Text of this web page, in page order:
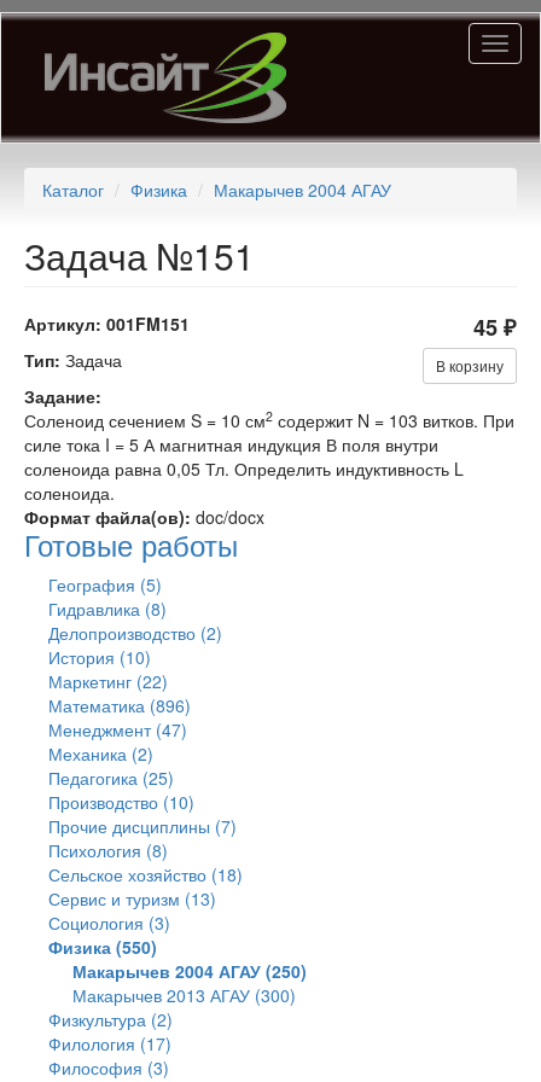
Перейти
основному
содержанию
Каталог Физика Макарычев 2004 АГАУ
Задача №151
Артикул: 001FM151 45 ₽
В корзину
Тип: Задача
Задание:
Соленоид сечением S = 10 см2 содержит N = 103 витков. При
силе тока I = 5 А магнитная индукция В поля внутри
соленоида равна 0,05 Тл. Определить индуктивность L
соленоида.
Формат файла(ов): doc/docx
Готовые работы
География (5)
Гидравлика (8)
Делопроизводство (2)
История (10)
Маркетинг (22)
Математика (896)
Менеджмент (47)
Механика (2)
Педагогика (25)
Производство (10)
Прочие дисциплины (7)
Психология (8)
Сельское хозяйство (18)
Сервис и туризм (13)
Социология (3)
Физика (550)
Макарычев 2004 АГАУ (250)
Макарычев 2013 АГАУ (300)
Физкультура (2)
Филология (17)
Философия (3)